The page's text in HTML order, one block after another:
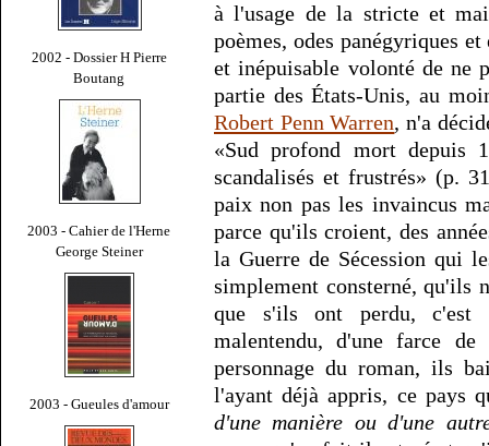
2002 - Dossier H Pierre
Boutang
2003 - Cahier de l'Herne
George Steiner
2003 - Gueules d'amour
à l'usage de la stricte et
poèmes, odes panégyriques
et inépuisable volonté de ne
partie des États-Unis, au
Robert Penn Warren, n'a
«Sud profond mort depuis
scandalisés et frustrés» (p.
paix non pas les invaincus
parce qu'ils croient, des
la Guerre de Sécession qui
simplement consterné, qu'ils
que s'ils ont perdu, c'est
malentendu, d'une farce
personnage du roman, ils
l'ayant déjà appris, ce pays
d'une manière ou d'une